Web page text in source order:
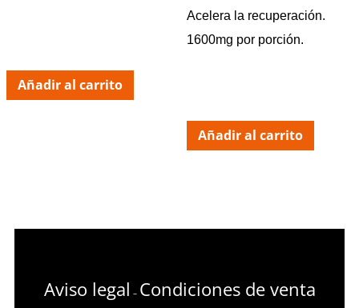
Añadir al carrito
Acelera la recuperación.
1600mg por porción.
Añadir al carrito
Aviso legal – Condiciones de venta